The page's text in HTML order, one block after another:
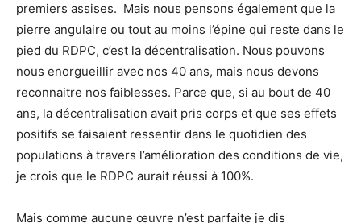
premiers assises. Mais nous pensons également que la
pierre angulaire ou tout au moins l’épine qui reste dans le
pied du RDPC, c’est la décentralisation. Nous pouvons
nous enorgueillir avec nos 40 ans, mais nous devons
reconnaitre nos faiblesses. Parce que, si au bout de 40
ans, la décentralisation avait pris corps et que ses effets
positifs se faisaient ressentir dans le quotidien des
populations à travers l’amélioration des conditions de vie,
je crois que le RDPC aurait réussi à 100%.
Mais comme aucune œuvre n’est parfaite je dis